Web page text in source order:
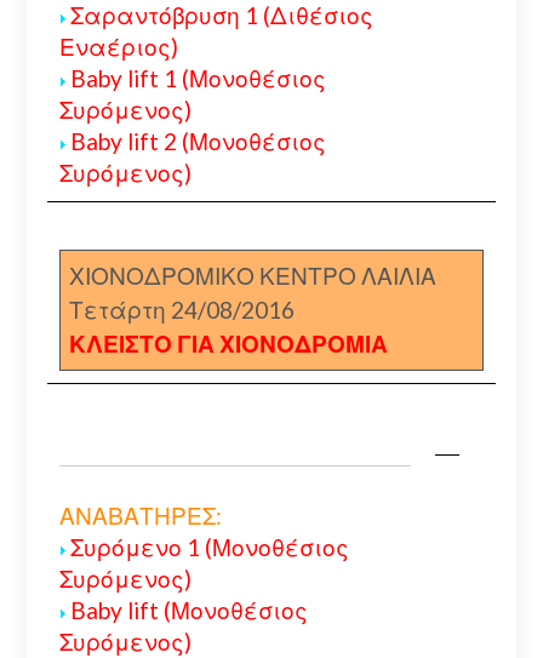
Σαραντόβρυση 1 (Διθέσιος
Εναέριος)
Baby lift 1 (Μονοθέσιος
Συρόμενος)
Baby lift 2 (Μονοθέσιος
Συρόμενος)
ΧΙΟΝΟΔΡΟΜΙΚΟ ΚΕΝΤΡΟ ΛΑΙΛΙΑ
Τετάρτη 24/08/2016
ΚΛΕΙΣΤΟ ΓΙΑ ΧΙΟΝΟΔΡΟΜΙΑ
ΑΝΑΒΑΤΗΡΕΣ:
Συρόμενο 1 (Μονοθέσιος
Συρόμενος)
Baby lift (Μονοθέσιος
Συρόμενος)